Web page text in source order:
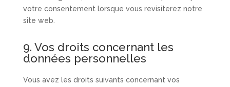
votre consentement lorsque vous revisiterez notre
site web.
9. Vos droits concernant les
données personnelles
Vous avez les droits suivants concernant vos